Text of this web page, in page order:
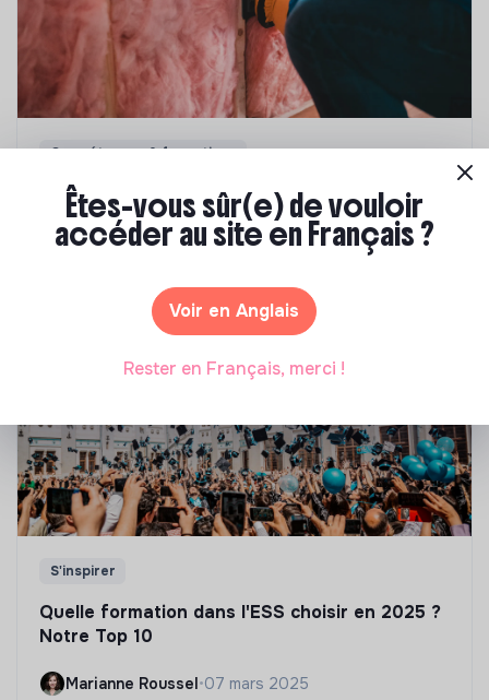
Compétences & formations
Top 8 des formations en rénovation
énergétique des bâtiments
S'inspirer
Quelle formation dans l'ESS choisir en 2025 ?
Notre Top 10
Marianne Roussel•07 mars 2025
Êtes-vous sûr(e) de vouloir
accéder au site en Français ?
Voir en Anglais
Rester en Français, merci !